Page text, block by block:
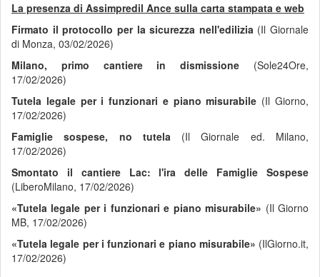
La presenza di Assimpredil Ance sulla carta stampata e web
Firmato il protocollo per la sicurezza nell'edilizia(Il Giornale
di Monza, 03/02/2026)
Milano, primo cantiere in dismissione (Sole24Ore,
17/02/2026)
Tutela legale per i funzionari e piano misurabile (Il Giorno,
17/02/2026)
Famiglie sospese, no tutela(Il Giornale ed. Milano,
17/02/2026)
Smontato il cantiere Lac: l'ira delle Famiglie Sospese
(LiberoMilano, 17/02/2026)
«Tutela legale per i funzionari e piano misurabile» (Il Giorno
MB, 17/02/2026)
«Tutela legale per i funzionari e piano misurabile» (IlGiorno.it,
17/02/2026)